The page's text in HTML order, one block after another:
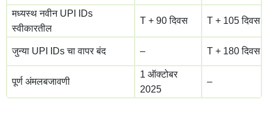
मध्यस्थ नवीन UPI IDs
स्वीकारतील
T + 90 दिवस T + 105 दिवस
जुन्या UPI IDs चा वापर बंद – T + 180 दिवस
पूर्ण अंमलबजावणी
1 ऑक्टोबर
2025
–